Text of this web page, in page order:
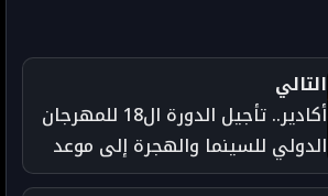
التالي
أكادير.. تأجيل الدورة ال18 للمهرجان
الدولي للسينما والهجرة إلى موعد
لاحق